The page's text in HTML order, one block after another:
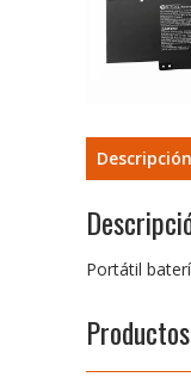
Descripción
Portátil